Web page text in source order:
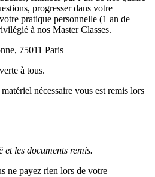
progresser dans votre
pratique personnelle (1 an de
à nos Master Classes.
75011 Paris
à tous.
nécessaire vous est remis lors
et les documents remis.
ne payez rien lors de votre